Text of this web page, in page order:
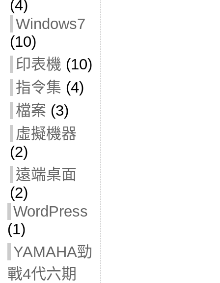
(4)
Windows7
(10)
印表機 (10)
指令集 (4)
檔案 (3)
虛擬機器
(2)
遠端桌面
(2)
WordPress
(1)
YAMAHA勁
戰4代六期